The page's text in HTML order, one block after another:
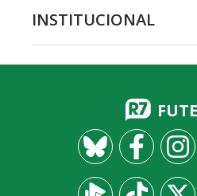
INSTITUCIONAL